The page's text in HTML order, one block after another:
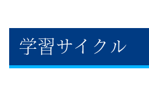
し
学習サイクル